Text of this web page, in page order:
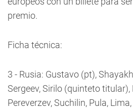
premio.
Ficha técnica:
3 - Rusia: Gustavo (pt),
Sergeev, Sirilo (quinteto
Pereverzev, Suchilin, Pula,